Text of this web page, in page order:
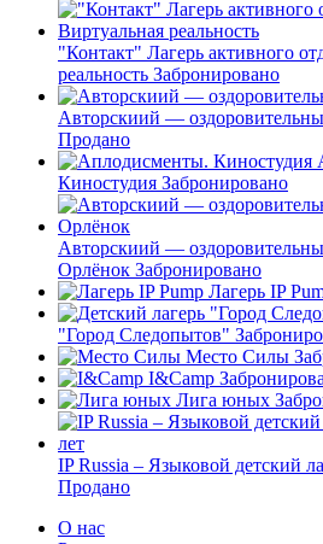
"Контакт" Лагерь активного
реальность Забронировано
Авторскиий —
Продано
Киностудия Забронировано
Авторскиий —
Орлёнок Забронировано
Лагерь IP
"Город Следопытов"
Место Силы
I&Camp
Лига юных
IP Russia – Языковой детский
Продано
О нас